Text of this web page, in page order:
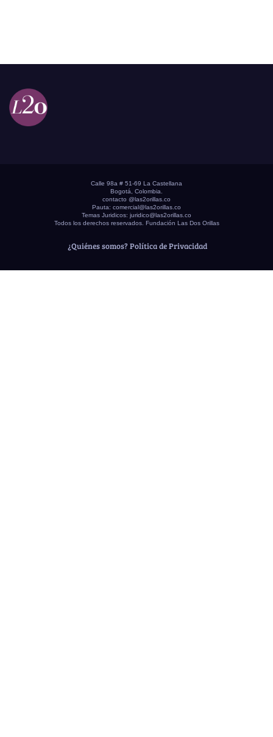
Calle 98a # 51-69 La Castellana
Bogotá, Colombia.
contacto @las2orillas.co
Pauta: comercial@las2orillas.co
Temas Juridicos: juridico@las2orillas.co
Todos los derechos reservados. Fundación Las Dos Orillas
¿Quiénes somos? Política de Privacidad